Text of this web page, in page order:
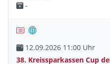
-
12.09.2026 11:00 Uhr
38. Kreissparkassen Cup